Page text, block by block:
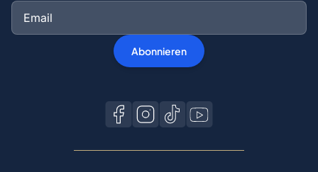
Abonnieren